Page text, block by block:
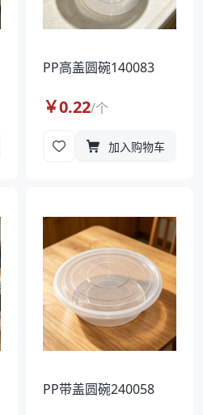
PP高盖圆碗140083
￥0.22/个
加入购物车
PP带盖圆碗240058